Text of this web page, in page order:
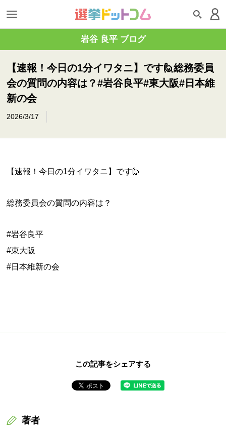
岩谷 良平 ブログ
【速報！今日の1分イワタニ】です🙋総務委員
会の質問の内容は？#岩谷良平#東大阪#日本維
新の会
2026/3/17
【速報！今日の1分イワタニ】です🙋
総務委員会の質問の内容は？
#岩谷良平
#東大阪
#日本維新の会
この記事をシェアする
著者